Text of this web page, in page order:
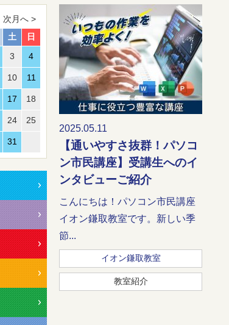
2025.05.11
【通いやすさ抜群！パソコ
ン市民講座】受講生へのイ
ンタビューご紹介
こんにちは！パソコン市民講座
イオン鎌取教室です。新しい季
節...
イオン鎌取教室
教室紹介
次月へ >
土 日
3 4
10 11
17 18
24 25
31